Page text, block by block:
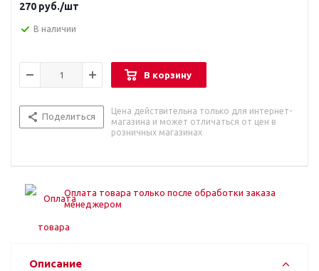
270 руб./шт
В наличии
В корзину
Поделиться
Цена действительна только для интернет-
магазина и может отличаться от цен в
розничных магазинах
Оплата товара только после обработки заказа
менеджером
Описание